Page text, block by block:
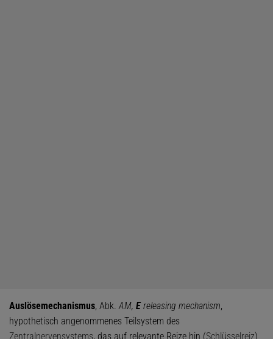
Auslösemechanismus, Abk.AM, Ereleasing mechanism,
hypothetisch angenommenes Teilsystem des
Zentralnervensystems, das auf relevante Reize hin (Schlüsselreiz)